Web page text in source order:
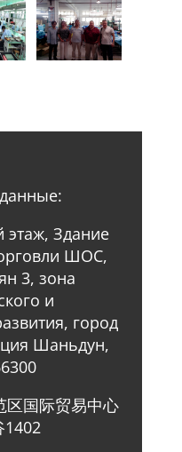
этаж, Здание
ШОС,
3, зона
и
город
Шаньдун,
区国际贸易中心
1402